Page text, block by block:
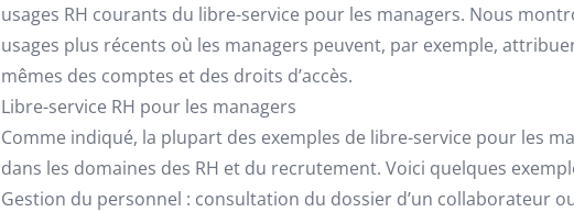
usages RH courants du libre-service pour les managers. Nous
usages plus récents où les managers peuvent, par exemple,
mêmes des comptes et des droits d’accès.
Libre-service RH pour les managers
Comme indiqué, la plupart des exemples de libre-service pour les
dans les domaines des RH et du recrutement. Voici quelques
Gestion du personnel : consultation du dossier d’un collaborateur